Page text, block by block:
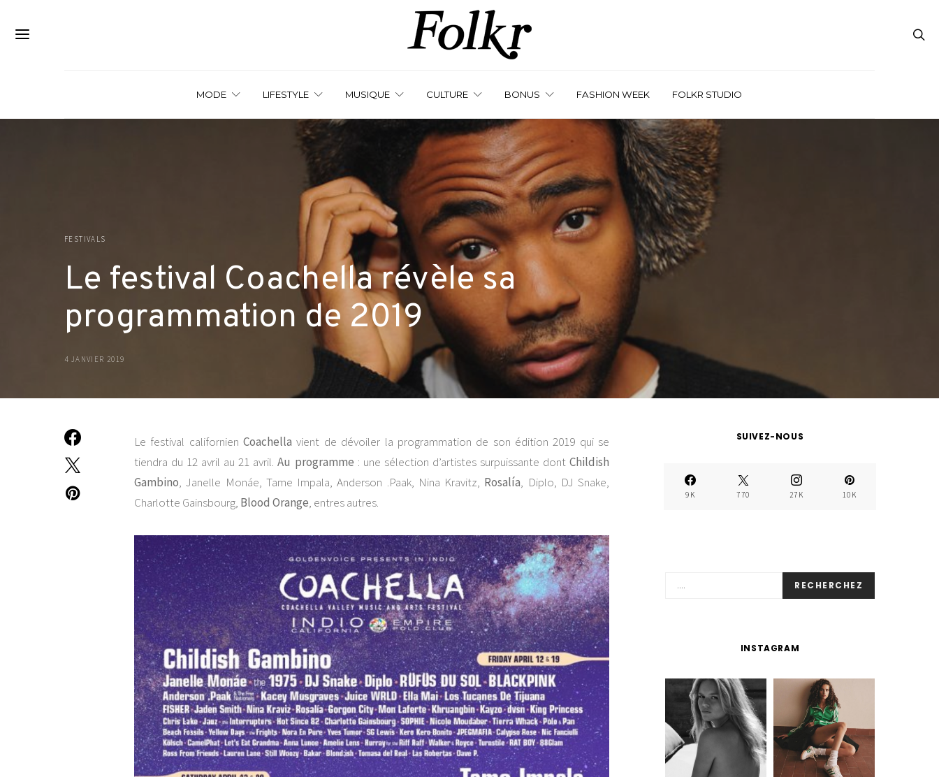
MODE LIFESTYLE MUSIQUE CULTURE BONUS FASHION WEEK FOLKR STUDIO
FESTIVALS
Le festival Coachella révèle sa
programmation de 2019
4 JANVIER 2019
Le festival californienCoachella vient de dévoiler la programmation de son édition 2019 qui se
tiendra du 12 avril au 21 avril.Au programme : une sélection d’artistes surpuissante dontChildish
Gambino, Janelle Monáe, Tame Impala, Anderson .Paak, Nina Kravitz, Rosalía, Diplo, DJ Snake,
Charlotte Gainsbourg, Blood Orange, entres autres.
SUIVEZ-NOUS
9K 770 27K 10K
RECHERCHEZ
INSTAGRAM